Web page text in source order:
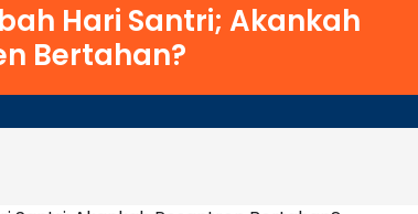
Hari Santri; Akankah
Bertahan?